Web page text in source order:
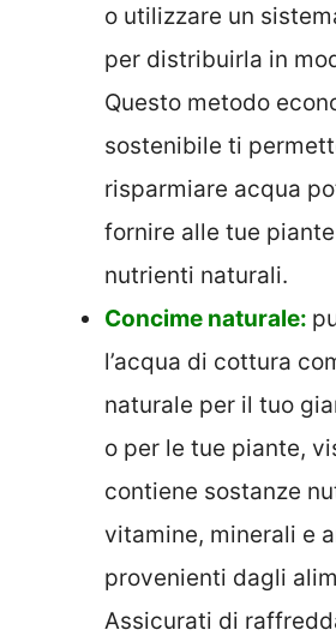
o utilizzare un
per distribuirla in
Questo metodo
sostenibile ti
risparmiare acqua
fornire alle tue
nutrienti naturali.
Concime naturale:
l’acqua di cottura
naturale per il tuo
o per le tue piante,
contiene sostanze
vitamine, minerali e
provenienti dagli
Assicurati di